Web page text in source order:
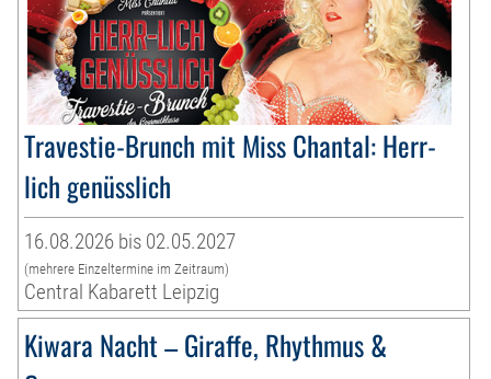
Travestie-Brunch mit Miss Chantal: Herr-
lich genüsslich
16.08.2026 bis 02.05.2027
(mehrere Einzeltermine im Zeitraum)
Central Kabarett Leipzig
Kiwara Nacht – Giraffe, Rhythmus &